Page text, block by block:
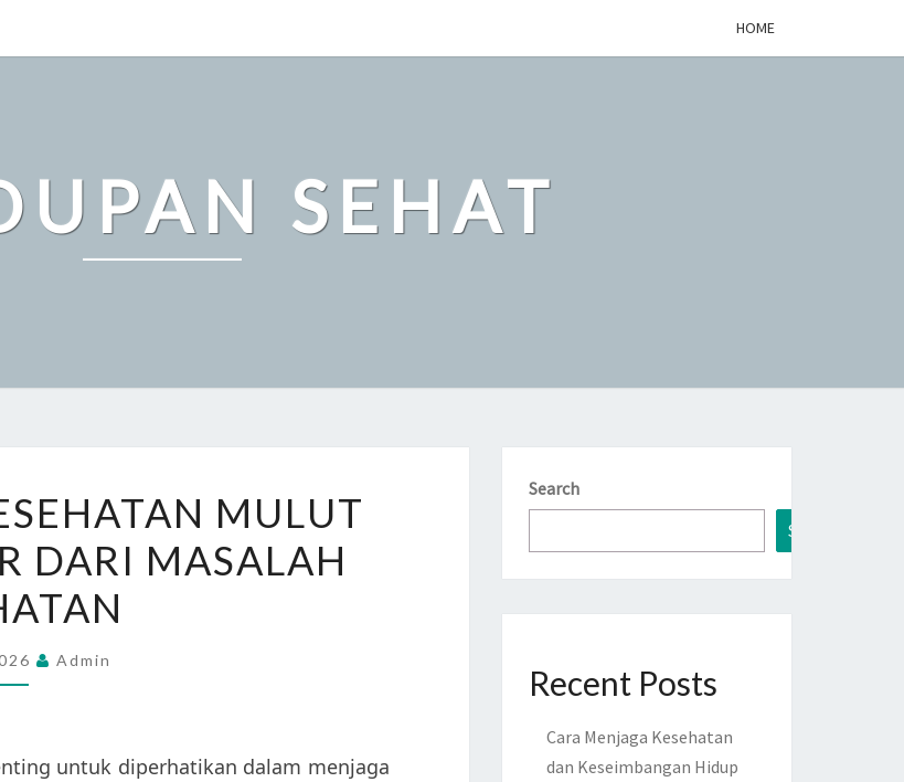
HOME
SEHAT
MERAWAT
KESEHATAN
MULUT
AGAR
TERHINDAR
DARI
MULUT
DARI MASALAH
Admin
untuk diperhatikan dalam menjaga
Search
Search
Recent Posts
Cara Menjaga Kesehatan
dan Keseimbangan Hidup